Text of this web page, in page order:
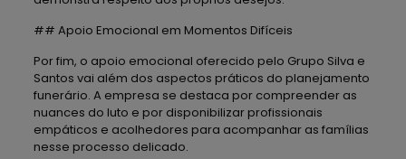
## Apoio Emocional em Momentos Difíceis
Por fim, o apoio emocional oferecido pelo Grupo Silva e
Santos vai além dos aspectos práticos do planejamento
funerário. A empresa se destaca por compreender as
nuances do luto e por disponibilizar profissionais
empáticos e acolhedores para acompanhar as famílias
nesse processo delicado.